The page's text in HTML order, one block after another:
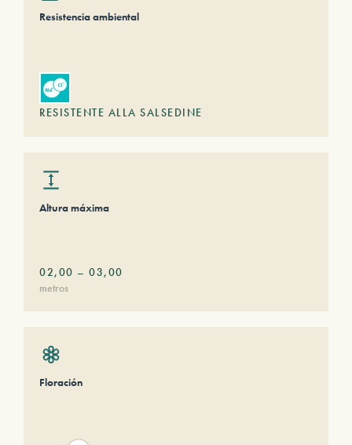
Resistencia ambiental
RESISTENTE ALLA SALSEDINE
Altura máxima
02,00 – 03,00
metros
Floración